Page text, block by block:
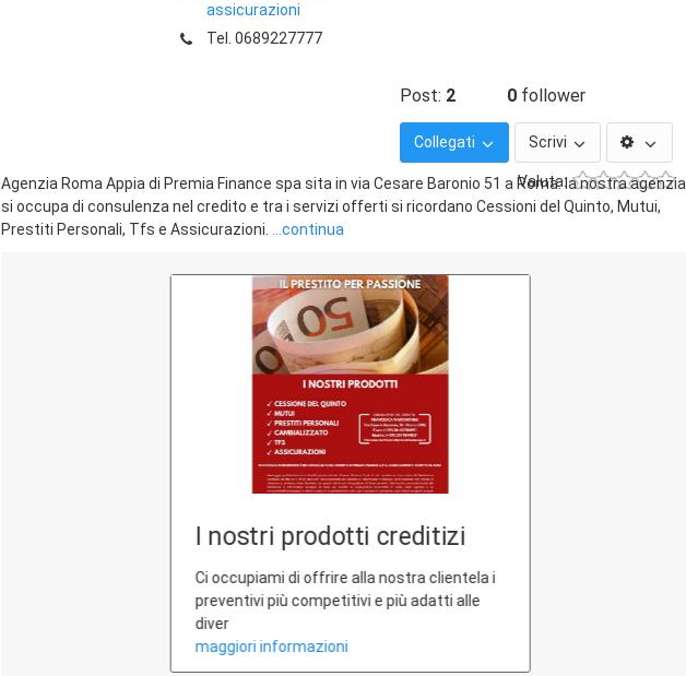
assicurazioni
Tel. 0689227777
Post: 2 0 follower
Collegati Scrivi
Valuta:
Agenzia Roma Appia di Premia Finance spa sita in via Cesare Baronio 51 a Roma. la nostra agenzia
si occupa di consulenza nel credito e tra i servizi offerti si ricordano Cessioni del Quinto, Mutui,
Prestiti Personali, Tfs e Assicurazioni.
...continua
I nostri prodotti creditizi
Ci occupiami di offrire alla nostra clientela i
preventivi più competitivi e più adatti alle
diver
maggiori informazioni